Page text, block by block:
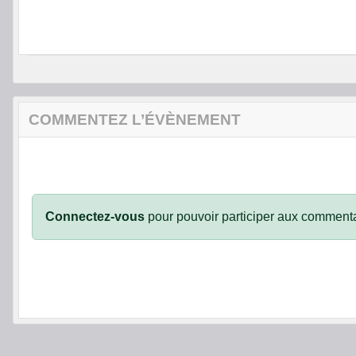
COMMENTEZ L’ÉVÈNEMENT
Connectez-vous pour pouvoir participer aux